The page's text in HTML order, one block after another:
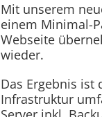
Mit unserem
einem Minimal-
Webseite
wieder.
Das Ergebnis ist
Infrastruktur